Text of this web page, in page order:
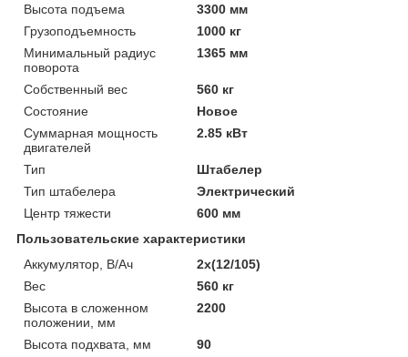
Высота подъема
3300 мм
Грузоподъемность
1000 кг
Минимальный радиус
поворота
1365 мм
Собственный вес
560 кг
Состояние
Новое
Суммарная мощность
двигателей
2.85 кВт
Тип
Штабелер
Тип штабелера
Электрический
Центр тяжести
600 мм
Пользовательские характеристики
Аккумулятор, В/Ач
2х(12/105)
Вес
560 кг
Высота в сложенном
положении, мм
2200
Высота подхвата, мм
90